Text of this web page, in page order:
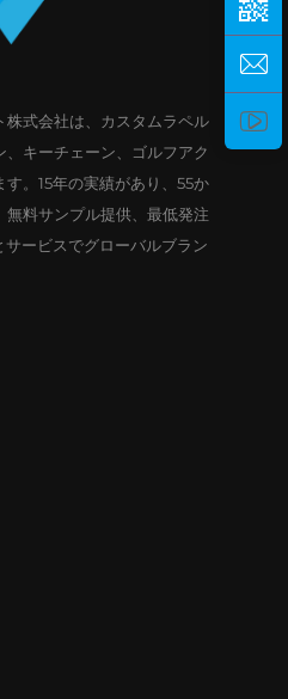
式会社は、カスタムラペル
キーチェーン、ゴルフアク
。15年の実績があり、55か
料サンプル提供、最低発注
ービスでグローバルブラン